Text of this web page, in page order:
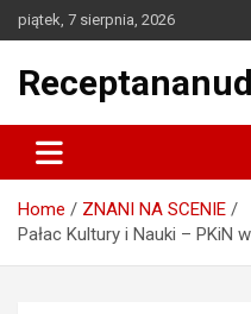
Skip
to
piątek, 7 sierpnia, 2026
Home
ZNANI NA SCENIE
Pałac Kultury i Nauki – PKiN